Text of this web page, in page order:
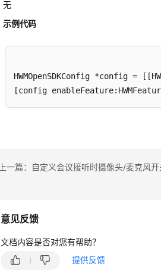
无
示例代码
HWMOpenSDKConfig *config =
上一篇：自定义会议接听时摄像头/麦克风开
意见反馈
文档内容是否对您有帮助？
提供反馈